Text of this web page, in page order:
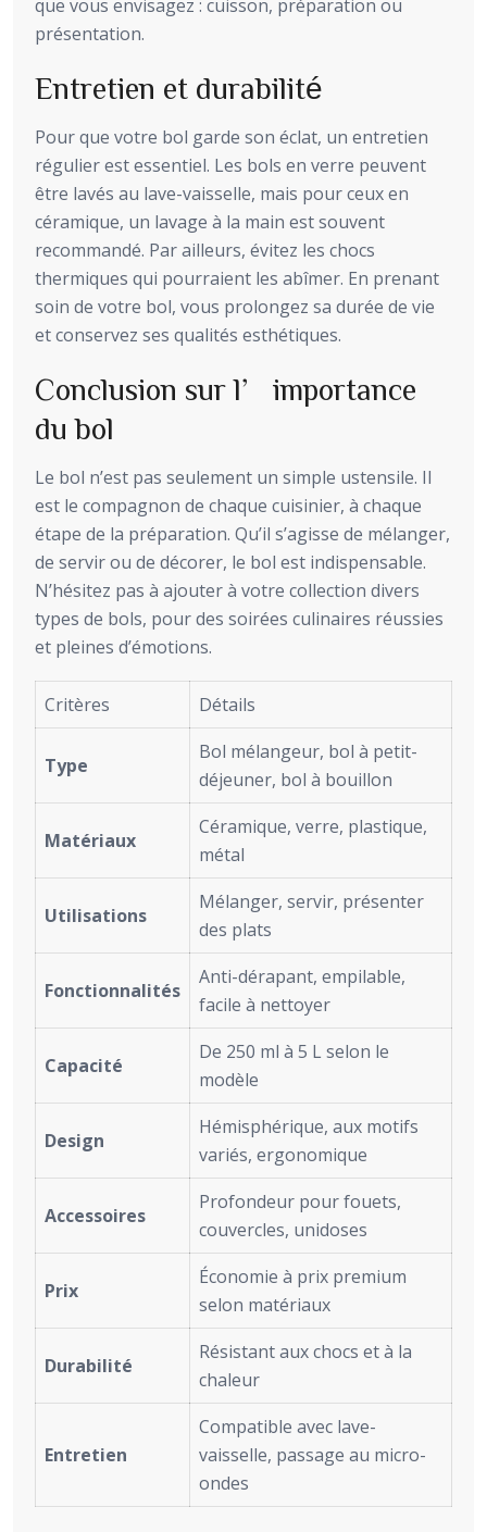
que vous envisagez : cuisson, préparation ou
présentation.
Entretien et durabilité
Pour que votre bol garde son éclat, un entretien
régulier est essentiel. Les bols en verre peuvent
être lavés au lave-vaisselle, mais pour ceux en
céramique, un lavage à la main est souvent
recommandé. Par ailleurs, évitez les chocs
thermiques qui pourraient les abîmer. En prenant
soin de votre bol, vous prolongez sa durée de vie
et conservez ses qualités esthétiques.
Conclusion sur l’importance
du bol
Le bol n’est pas seulement un simple ustensile. Il
est le compagnon de chaque cuisinier, à chaque
étape de la préparation. Qu’il s’agisse de mélanger,
de servir ou de décorer, le bol est indispensable.
N’hésitez pas à ajouter à votre collection divers
types de bols, pour des soirées culinaires réussies
et pleines d’émotions.
Critères Détails
Type
Bol mélangeur, bol à petit-
déjeuner, bol à bouillon
Matériaux
Céramique, verre, plastique,
métal
Utilisations
Mélanger, servir, présenter
des plats
Fonctionnalités
Anti-dérapant, empilable,
facile à nettoyer
Capacité
De 250 ml à 5 L selon le
modèle
Design
Hémisphérique, aux motifs
variés, ergonomique
Accessoires
Profondeur pour fouets,
couvercles, unidoses
Prix
Économie à prix premium
selon matériaux
Durabilité
Résistant aux chocs et à la
chaleur
Entretien
Compatible avec lave-
vaisselle, passage au micro-
ondes